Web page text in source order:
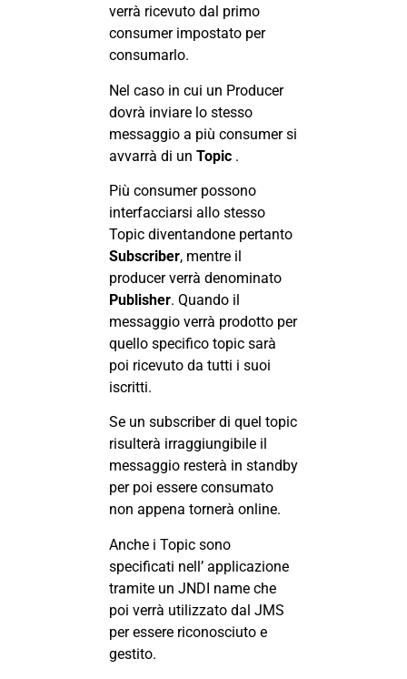
verrà ricevuto dal primo
consumer impostato per
consumarlo.
Nel caso in cui un Producer
dovrà inviare lo stesso
messaggio a più consumer si
avvarrà di un Topic .
Più consumer possono
interfacciarsi allo stesso
Topic diventandone pertanto
Subscriber, mentre il
producer verrà denominato
Publisher. Quando il
messaggio verrà prodotto per
quello specifico topic sarà
poi ricevuto da tutti i suoi
iscritti.
Se un subscriber di quel topic
risulterà irraggiungibile il
messaggio resterà in standby
per poi essere consumato
non appena tornerà online.
Anche i Topic sono
specificati nell’ applicazione
tramite un JNDI name che
poi verrà utilizzato dal JMS
per essere riconosciuto e
gestito.